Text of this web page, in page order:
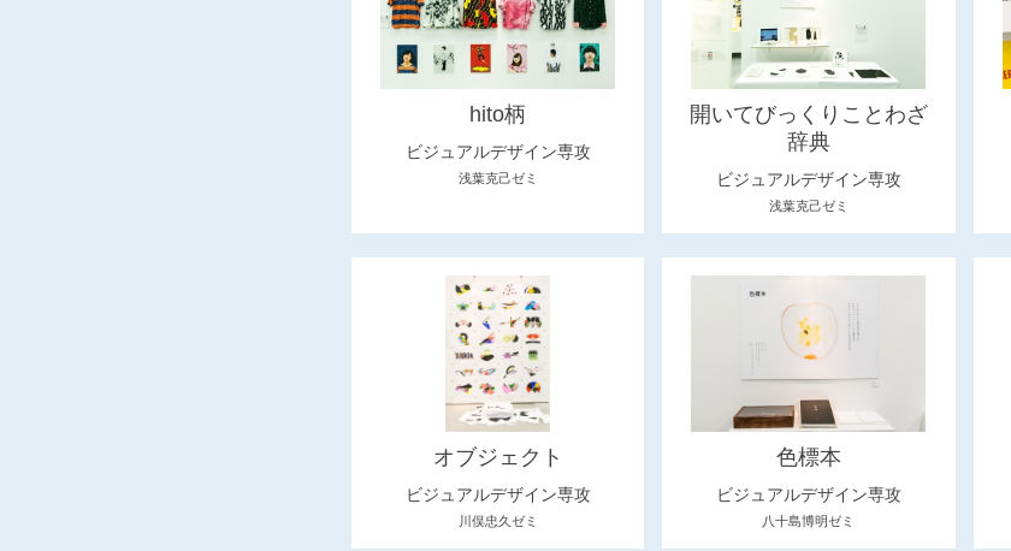
hito柄
ビジュアルデザイン専攻
浅葉克己ゼミ
開いてびっくりことわざ
辞典
ビジュアルデザイン専攻
浅葉克己ゼミ
オブジェクト
ビジュアルデザイン専攻
川俣忠久ゼミ
色標本
ビジュアルデザイン専攻
八十島博明ゼミ